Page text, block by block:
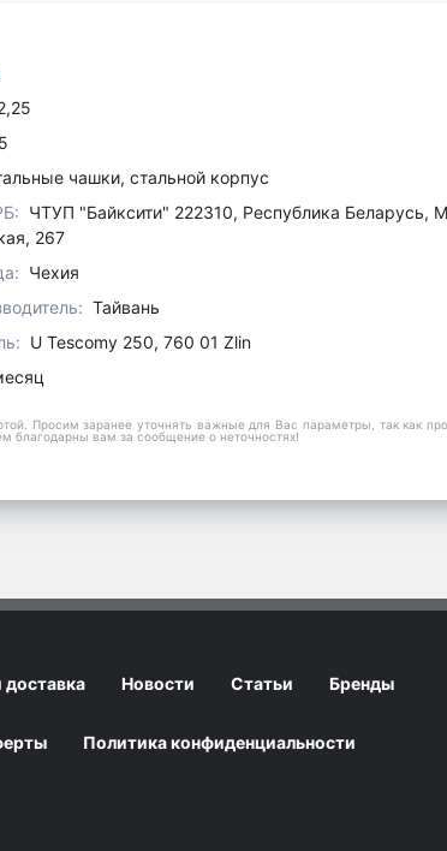
чашки, стальной корпус
ЧТУП "Байксити" 222310, Республика Беларусь,
267
Чехия
Тайвань
U Tescomy 250, 760 01 Zlin
Просим заранее уточнять важные для Вас параметры, так как
благодарны вам за сообщение о неточностях!
доставка Новости Статьи Бренды
Политика конфиденциальности